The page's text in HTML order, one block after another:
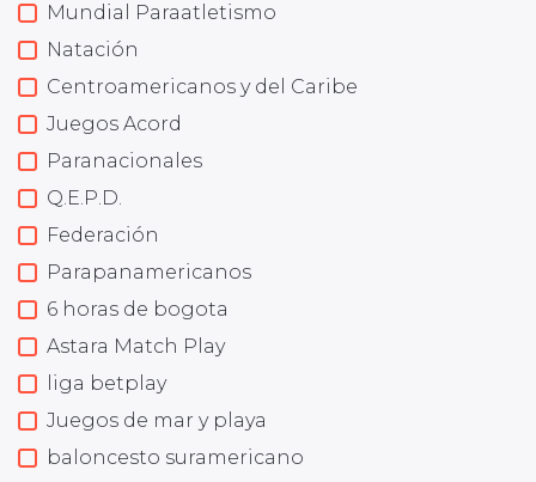
Mundial Paraatletismo
Natación
Centroamericanos y del Caribe
Juegos Acord
Paranacionales
Q.E.P.D.
Federación
Parapanamericanos
6 horas de bogota
Astara Match Play
liga betplay
Juegos de mar y playa
baloncesto suramericano